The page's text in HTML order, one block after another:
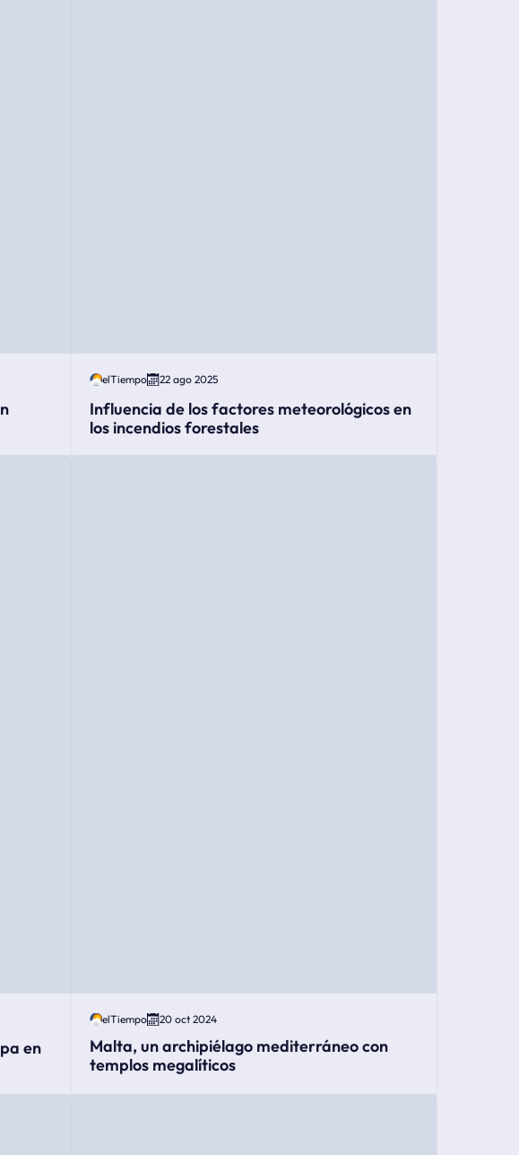
elTiempo 22 ago 2025
Influencia de los factores meteorológicos en
los incendios forestales
en
elTiempo 20 oct 2024
Malta, un archipiélago mediterráneo con
templos megalíticos